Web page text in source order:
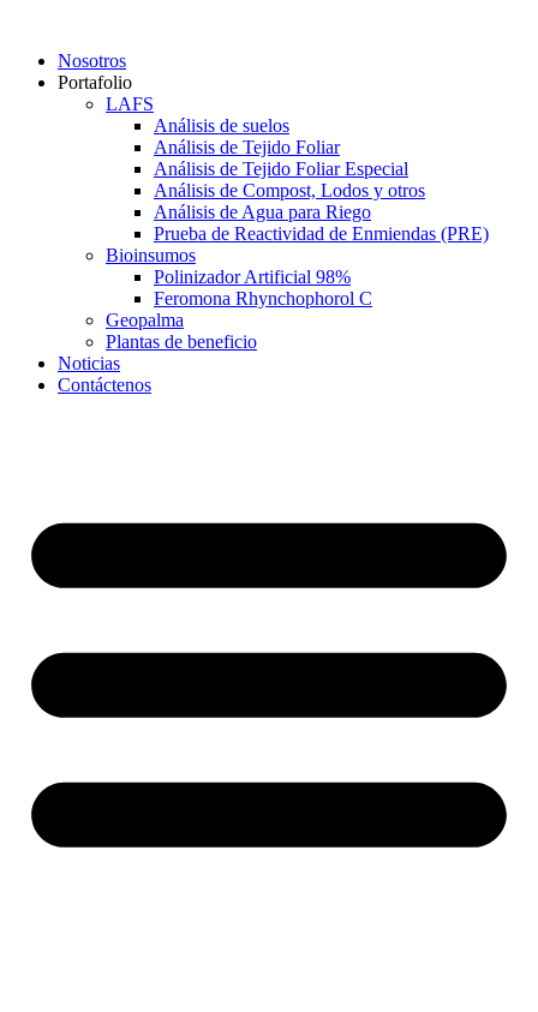
contenidoNosotros
Portafolio
LAFS
Análisis de suelos
Análisis de Tejido Foliar
Análisis de Tejido Foliar Especial
Análisis de Compost, Lodos y otros
Análisis de Agua para Riego
Prueba de Reactividad de Enmiendas (PRE)
Bioinsumos
Polinizador Artificial 98%
Feromona Rhynchophorol C
Geopalma
Plantas de beneficio
Noticias
Contáctenos